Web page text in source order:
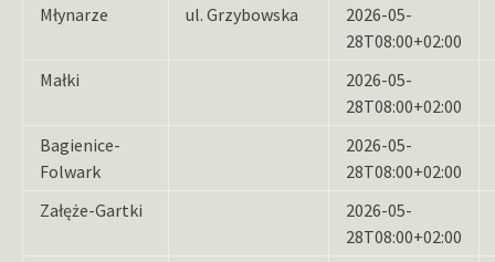
Młynarze
ul. Grzybowska
2026-05-
28T08:00+02:00
Małki
2026-05-
28T08:00+02:00
Bagienice-
Folwark
2026-05-
28T08:00+02:00
Załęże-Gartki
2026-05-
28T08:00+02:00